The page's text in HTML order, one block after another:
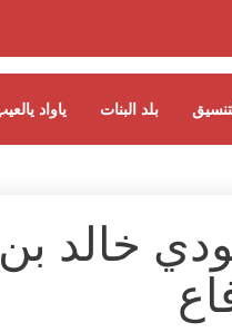
ياواد بلد البنات
خالد